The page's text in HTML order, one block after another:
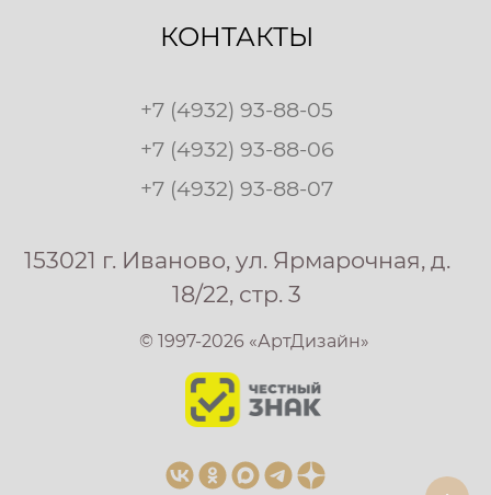
КОНТАКТЫ
+7 (4932) 93-88-05
+7 (4932) 93-88-06
+7 (4932) 93-88-07
153021 г. Иваново, ул. Ярмарочная, д.
18/22, стр. 3
© 1997-2026 «АртДизайн»